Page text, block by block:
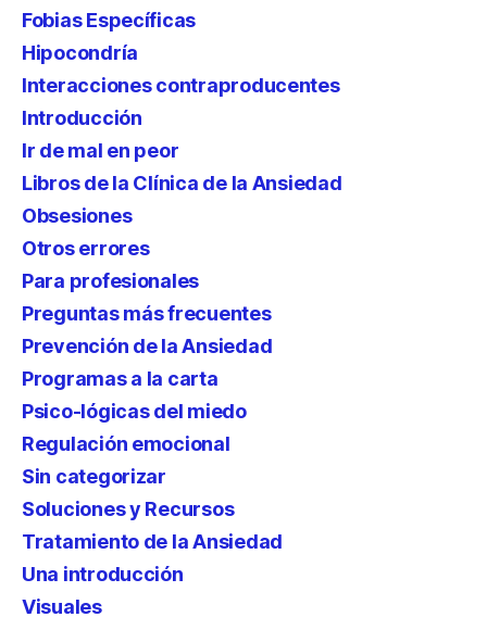
Fobias Específicas
Hipocondría
Interacciones contraproducentes
Introducción
Ir de mal en peor
Libros de la Clínica de la Ansiedad
Obsesiones
Otros errores
Para profesionales
Preguntas más frecuentes
Prevención de la Ansiedad
Programas a la carta
Psico-lógicas del miedo
Regulación emocional
Sin categorizar
Soluciones y Recursos
Tratamiento de la Ansiedad
Una introducción
Visuales